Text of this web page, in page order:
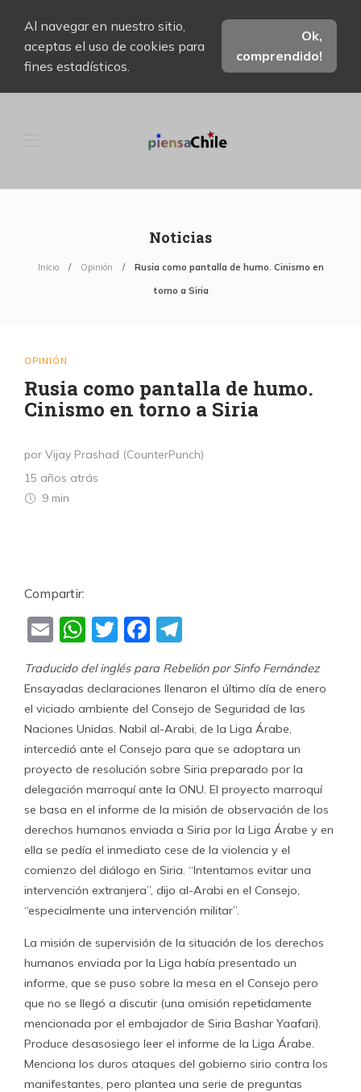
Al navegar en nuestro sitio,
aceptas el uso de cookies para
fines estadísticos.
Ok,
comprendido!
Noticias
Inicio Opinión Rusia como pantalla de humo. Cinismo en
torno a Siria
OPINIÓN
Rusia como pantalla de humo.
Cinismo en torno a Siria
por Vijay Prashad (CounterPunch)
15 años atrás
9 min
Compartir:
EmailWhatsApp
TwitterFacebook
Traducido del inglés para Rebelión por Sinfo Fernández
Ensayadas declaraciones llenaron el último día de enero
el viciado ambiente del Consejo de Seguridad de las
Naciones Unidas. Nabil al-Arabi, de la Liga Árabe,
intercedió ante el Consejo para que se adoptara un
proyecto de resolución sobre Siria preparado por la
delegación marroquí ante la ONU. El proyecto marroquí
se basa en el informe de la misión de observación de los
derechos humanos enviada a Siria por la Liga Árabe y en
ella se pedía el inmediato cese de la violencia y el
comienzo del diálogo en Siria. “Intentamos evitar una
intervención extranjera”, dijo al-Arabi en el Consejo,
“especialmente una intervención militar”.
La misión de supervisión de la situación de los derechos
humanos enviada por la Liga había presentado un
informe, que se puso sobre la mesa en el Consejo pero
que no se llegó a discutir (una omisión repetidamente
mencionada por el embajador de Siria Bashar Yaafari).
Produce desasosiego leer el informe de la Liga Árabe.
Menciona los duros ataques del gobierno sirio contra los
manifestantes, pero plantea una serie de preguntas